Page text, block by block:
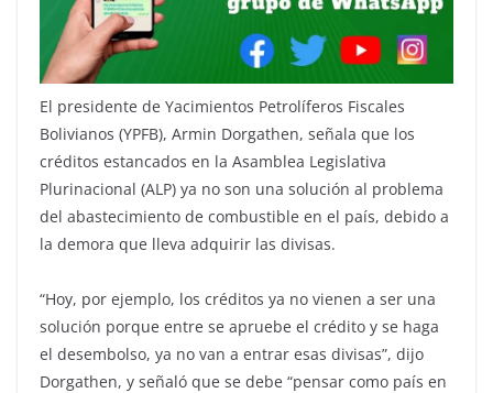
El presidente de Yacimientos Petrolíferos Fiscales
Bolivianos (YPFB), Armin Dorgathen, señala que los
créditos estancados en la Asamblea Legislativa
Plurinacional (ALP) ya no son una solución al problema
del abastecimiento de combustible en el país, debido a
la demora que lleva adquirir las divisas.
“Hoy, por ejemplo, los créditos ya no vienen a ser una
solución porque entre se apruebe el crédito y se haga
el desembolso, ya no van a entrar esas divisas”, dijo
Dorgathen, y señaló que se debe “pensar como país en